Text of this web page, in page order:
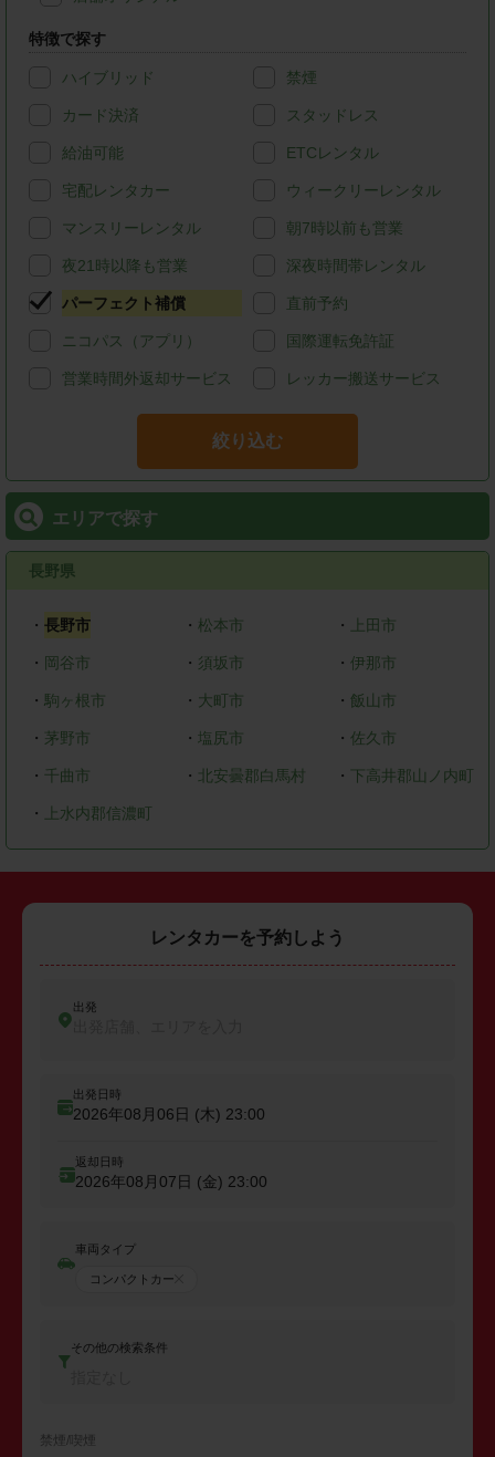
特徴で探す
ハイブリッド 禁煙
カード決済 スタッドレス
給油可能 ETCレンタル
宅配レンタカー ウィークリーレンタル
マンスリーレンタル 朝7時以前も営業
夜21時以降も営業 深夜時間帯レンタル
パーフェクト補償 直前予約
ニコパス（アプリ） 国際運転免許証
営業時間外返却サービス レッカー搬送サービス
絞り込む
エリアで探す
長野県
・ 長野市 ・ 松本市 ・ 上田市
・ 岡谷市 ・ 須坂市 ・ 伊那市
・ 駒ヶ根市 ・ 大町市 ・ 飯山市
・ 茅野市 ・ 塩尻市 ・ 佐久市
・ 千曲市 ・ 北安曇郡白馬村 ・ 下高井郡山ノ内町
・ 上水内郡信濃町
レンタカーを予約しよう
出発
出発日時
2026年08月06日 (木) 23:00
返却日時
2026年08月07日 (金) 23:00
車両タイプ
コンパクトカー
その他の検索条件
禁煙/喫煙